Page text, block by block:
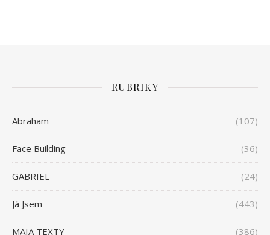
RUBRIKY
Abraham (107)
Face Building (36)
GABRIEL (24)
Já Jsem (443)
MAIA TEXTY (386)